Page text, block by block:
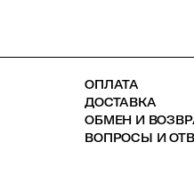
ОПЛАТА
ДОСТАВКА
ОБМЕН И
ВОПРОСЫ И